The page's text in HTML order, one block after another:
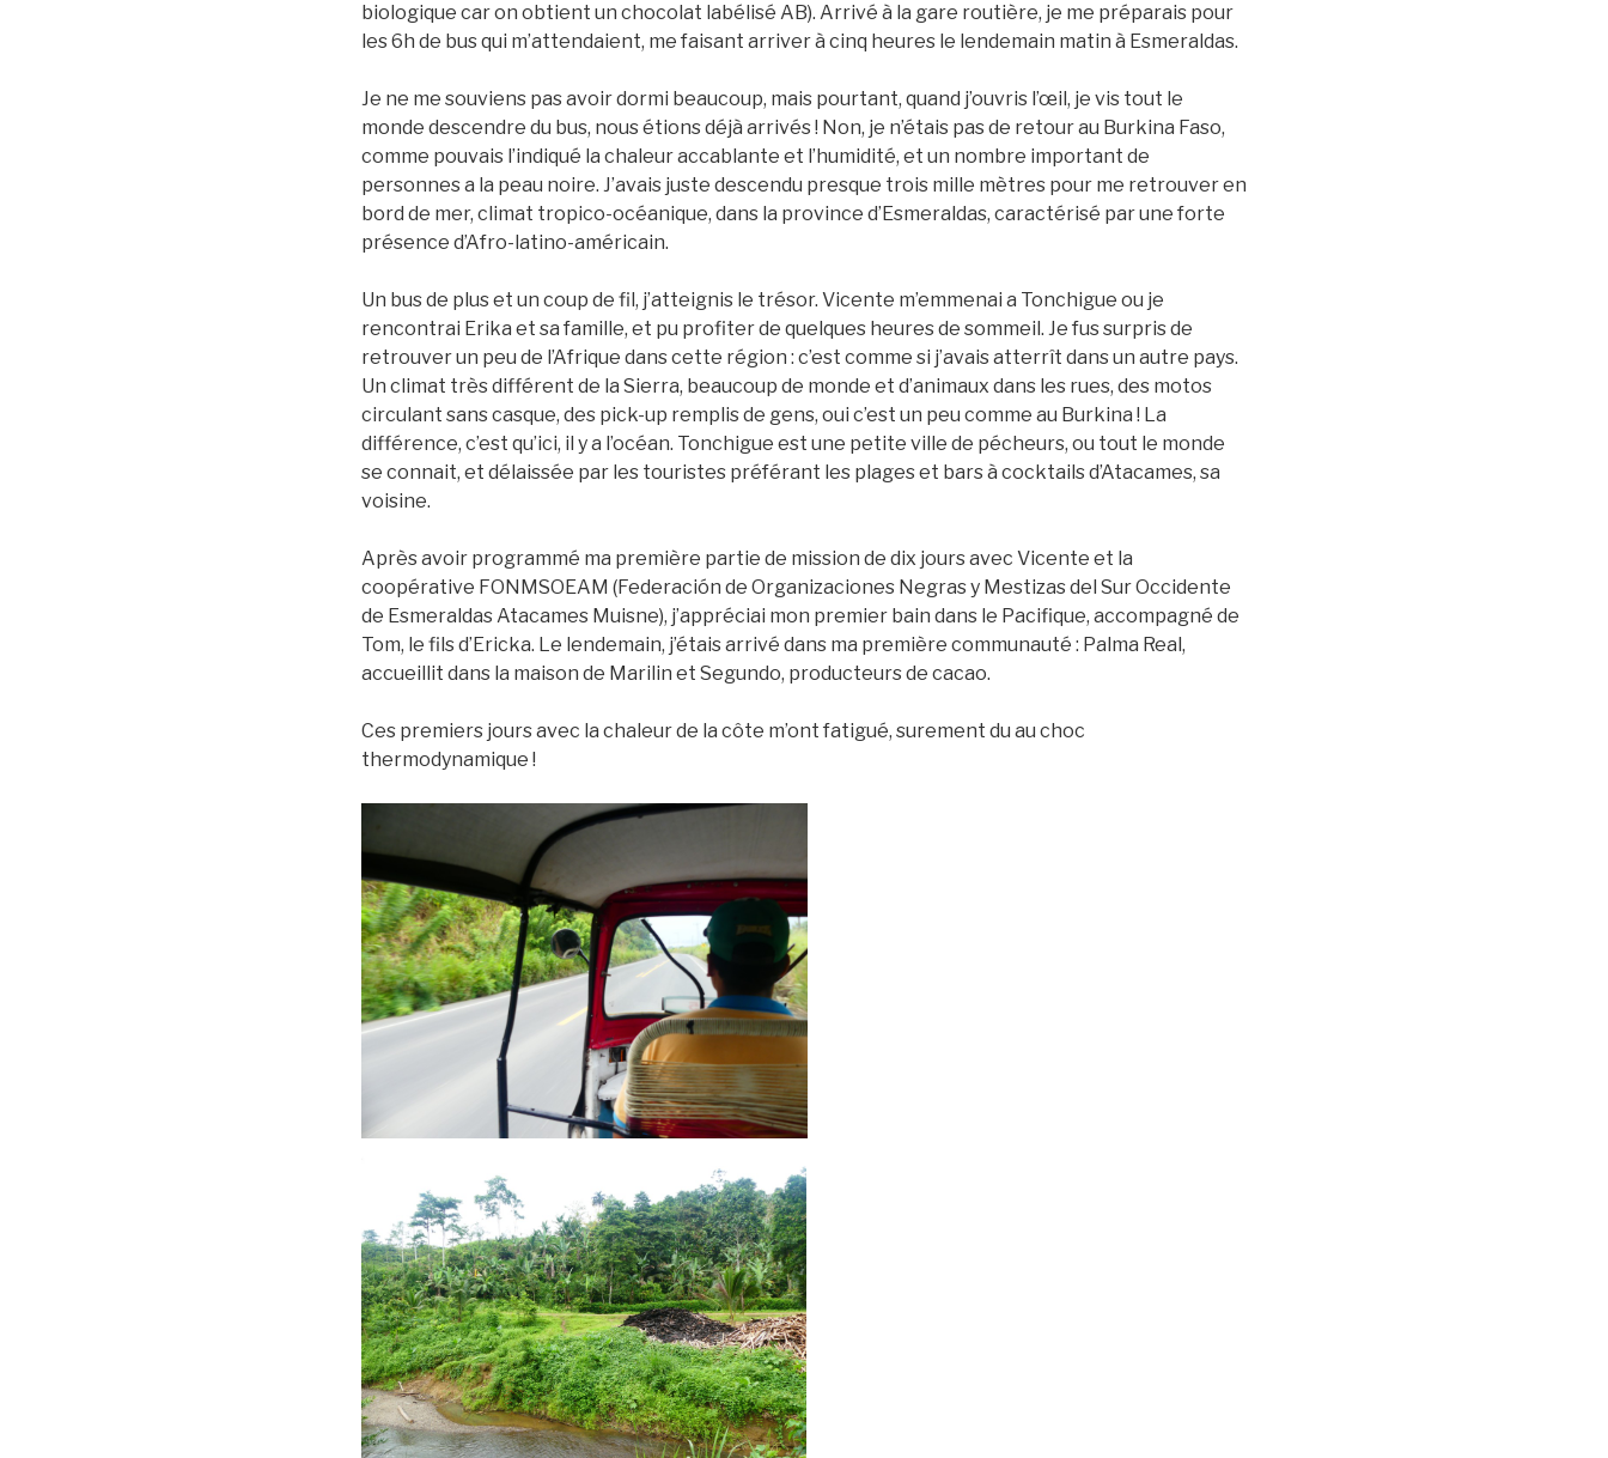
biologique car on obtient un chocolat labélisé AB). Arrivé à la gare routière, je me préparais pour
les 6h de bus qui m’attendaient, me faisant arriver à cinq heures le lendemain matin à Esmeraldas.
Je ne me souviens pas avoir dormi beaucoup, mais pourtant, quand j’ouvris l’œil, je vis tout le
monde descendre du bus, nous étions déjà arrivés ! Non, je n’étais pas de retour au Burkina Faso,
comme pouvais l’indiqué la chaleur accablante et l’humidité, et un nombre important de
personnes a la peau noire. J’avais juste descendu presque trois mille mètres pour me retrouver en
bord de mer, climat tropico-océanique, dans la province d’Esmeraldas, caractérisé par une forte
présence d’Afro-latino-américain.
Un bus de plus et un coup de fil, j’atteignis le trésor. Vicente m’emmenai a Tonchigue ou je
rencontrai Erika et sa famille, et pu profiter de quelques heures de sommeil. Je fus surpris de
retrouver un peu de l’Afrique dans cette région : c’est comme si j’avais atterrît dans un autre pays.
Un climat très différent de la Sierra, beaucoup de monde et d’animaux dans les rues, des motos
circulant sans casque, des pick-up remplis de gens, oui c’est un peu comme au Burkina ! La
différence, c’est qu’ici, il y a l’océan. Tonchigue est une petite ville de pécheurs, ou tout le monde
se connait, et délaissée par les touristes préférant les plages et bars à cocktails d’Atacames, sa
voisine.
Après avoir programmé ma première partie de mission de dix jours avec Vicente et la
coopérative FONMSOEAM (Federación de Organizaciones Negras y Mestizas del Sur Occidente
de Esmeraldas Atacames Muisne), j’appréciai mon premier bain dans le Pacifique, accompagné de
Tom, le fils d’Ericka. Le lendemain, j’étais arrivé dans ma première communauté : Palma Real,
accueillit dans la maison de Marilin et Segundo, producteurs de cacao.
Ces premiers jours avec la chaleur de la côte m’ont fatigué, surement du au choc
thermodynamique !